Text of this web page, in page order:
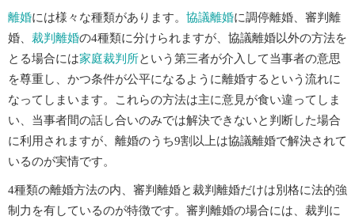
離婚には様々な種類があります。 協議離婚に調停離婚、審判離
婚、 裁判離婚の4種類に分けられますが、協議離婚以外の方法を
とる場合には家庭裁判所という第三者が介入して当事者の意思
を尊重し、かつ条件が公平になるように離婚するという流れに
なってしまいます。これらの方法は主に意見が食い違ってしま
い、当事者間の話し合いのみでは解決できないと判断した場合
に利用されますが、離婚のうち9割以上は協議離婚で解決されて
いるのが実情です。
4種類の離婚方法の内、審判離婚と裁判離婚だけは別格に法的強
制力を有しているのが特徴です。審判離婚の場合には、裁判に